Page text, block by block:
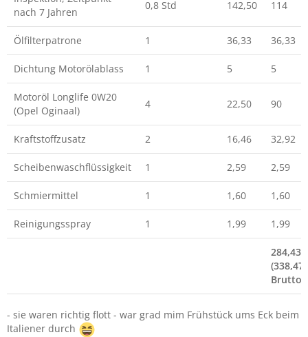
nach 7 Jahren
0,8 Std 142,50 114
Ölfilterpatrone 1 36,33 36,33
Dichtung Motorölablass 1 5 5
Motoröl Longlife 0W20
(Opel Oginaal)
4 22,50 90
Kraftstoffzusatz 2 16,46 32,92
Scheibenwaschflüssigkeit 1 2,59 2,59
Schmiermittel 1 1,60 1,60
Reinigungsspray 1 1,99 1,99
284,43
(338,47
Brutto)
- sie waren richtig flott - war grad mim Frühstück ums Eck beim
Italiener durch